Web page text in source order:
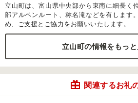
立山町は、富山県中央部から東南に細長く
部アルペンルート、称名滝などを有します
め、ご支援とご協力をお願いいたします。
立山町の情報をもっ
関連するお礼